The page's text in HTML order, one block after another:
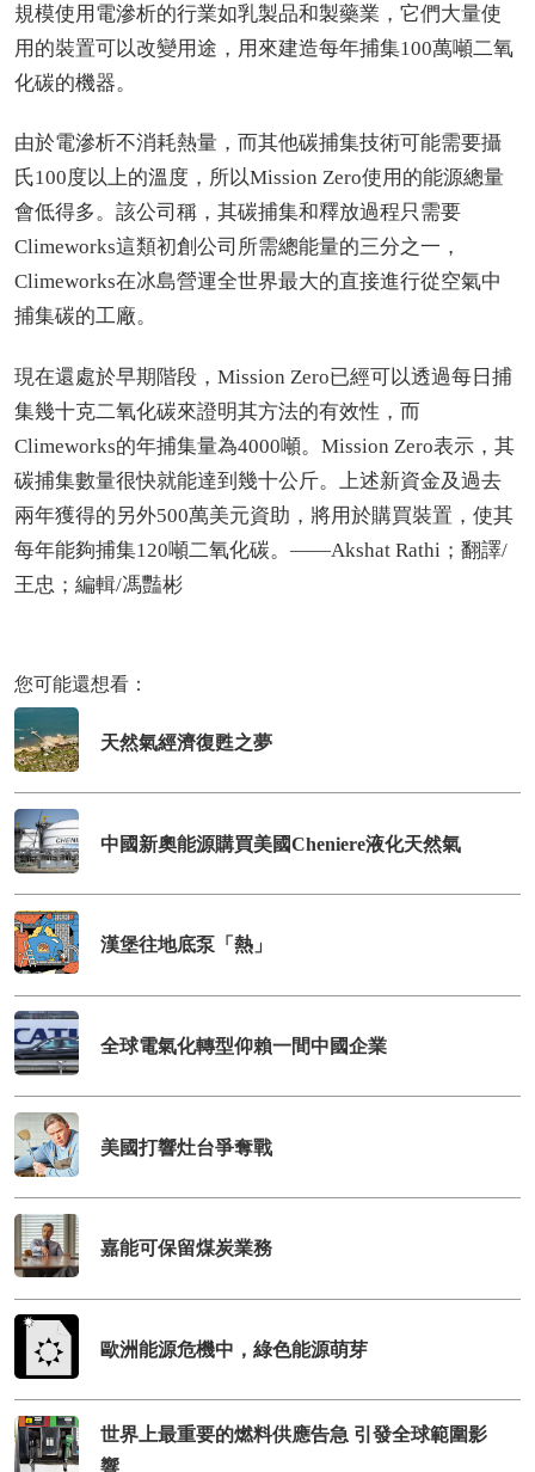
規模使用電滲析的行業如乳製品和製藥業，它們大量使
用的裝置可以改變用途，用來建造每年捕集100萬噸二氧
化碳的機器。
由於電滲析不消耗熱量，而其他碳捕集技術可能需要攝
氏100度以上的溫度，所以Mission Zero使用的能源總量
會低得多。該公司稱，其碳捕集和釋放過程只需要
Climeworks這類初創公司所需總能量的三分之一，
Climeworks在冰島營運全世界最大的直接進行從空氣中
捕集碳的工廠。
現在還處於早期階段，Mission Zero已經可以透過每日捕
集幾十克二氧化碳來證明其方法的有效性，而
Climeworks的年捕集量為4000噸。Mission Zero表示，其
碳捕集數量很快就能達到幾十公斤。上述新資金及過去
兩年獲得的另外500萬美元資助，將用於購買裝置，使其
每年能夠捕集120噸二氧化碳。——Akshat Rathi；翻譯/
王忠；編輯/馮豔彬
您可能還想看：
天然氣經濟復甦之夢
中國新奧能源購買美國Cheniere液化天然氣
漢堡往地底泵「熱」
全球電氣化轉型仰賴一間中國企業
美國打響灶台爭奪戰
嘉能可保留煤炭業務
歐洲能源危機中，綠色能源萌芽
世界上最重要的燃料供應告急 引發全球範圍影
響